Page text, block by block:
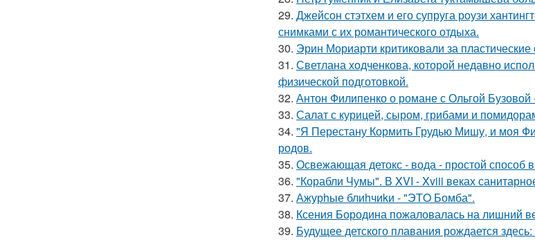
29. Джейсон стэтхем и его супруга роузи
снимками с их романтического отдыха.
30. Эрин Мориарти критиковали за
31. Светлана ходченкова, которой недавно
физической подготовкой.
32. Антон Филипенко о романе с Ольгой
33. Салат с курицей, сыром, грибами и
34. "Я Перестану Кормить Грудью Мишу, и моя
родов.
35. Освежающая детокс - вода - простой способ
36. "Корабли Чумы". В XVI - Xviii веках
37. Ажурhые блиhчиkи - "ЭТO Бомба".
38. Ксения Бородина пожаловалась на лишний
39. Будущее детского плавания рождается